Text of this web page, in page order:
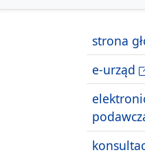
strona
e-urząd